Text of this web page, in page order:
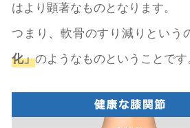
はより顕著なものとなります。
つまり、軟骨のすり減りという
化」のようなものということで